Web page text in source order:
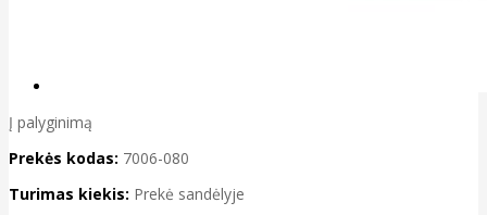
Į palyginimą
Prekės kodas: 7006-080
Turimas kiekis: Prekė sandėlyje